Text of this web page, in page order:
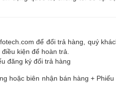
để đổi trả hàng, quý
kiện để hoàn trả.
đăng ký đổi trả hàng
hoặc biên nhận bán hàng +